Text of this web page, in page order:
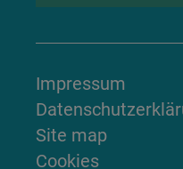
Impressum
Site map
Cookies